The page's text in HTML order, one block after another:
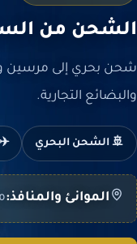
الشحن من
شحن بحري إلى مرسين
والبضائع التجارية.
🚢 الشحن البحري ✈️
الموانئ والمنافذ: